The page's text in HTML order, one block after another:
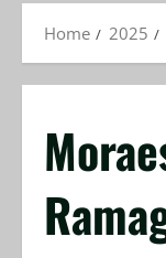
Home 2025